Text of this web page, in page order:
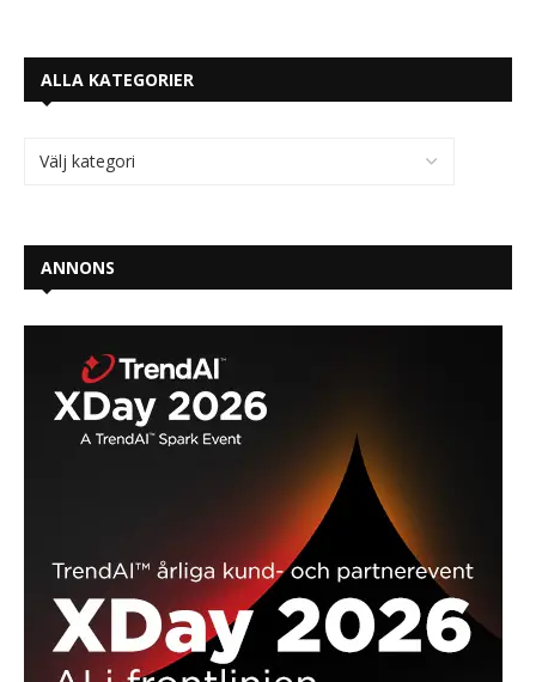
ALLA KATEGORIER
ANNONS